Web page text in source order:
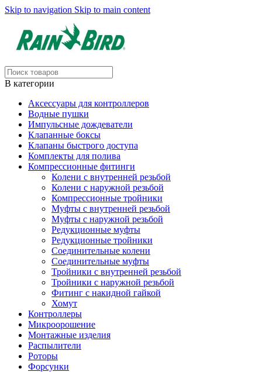
Skip to navigation Skip to main content
В категории
Аксессуары для контроллеров
Водные пушки
Импульсные дождеватели
Клапанные боксы
Клапаны быстрого доступа
Комплекты для полива
Компрессионные фитинги
Колени с внутренней резьбой
Колени с наружной резьбой
Компрессионные тройники
Муфты с внутренней резьбой
Муфты с наружной резьбой
Редукционные муфты
Редукционные тройники
Соединительные колени
Соединительные муфты
Тройники с внутренней резьбой
Тройники с наружной резьбой
Фитинг с накидной гайкой
Хомут
Контроллеры
Микроорошение
Монтажные изделия
Распылители
Роторы
Форсунки